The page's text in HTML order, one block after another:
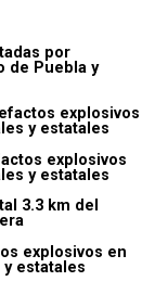
por
de Puebla y
explosivos
y estatales
explosivos
y estatales
3.3 km del
explosivos en
estatales